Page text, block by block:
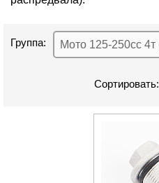
Группа:
Сортировать: